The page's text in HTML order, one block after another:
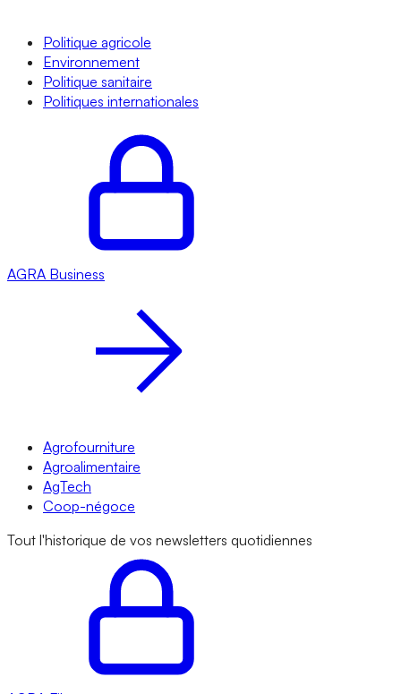
Politique agricole
Environnement
Politique sanitaire
Politiques internationales
AGRA Business
Agrofourniture
Agroalimentaire
AgTech
Coop-négoce
Tout l'historique de vos newsletters quotidiennes